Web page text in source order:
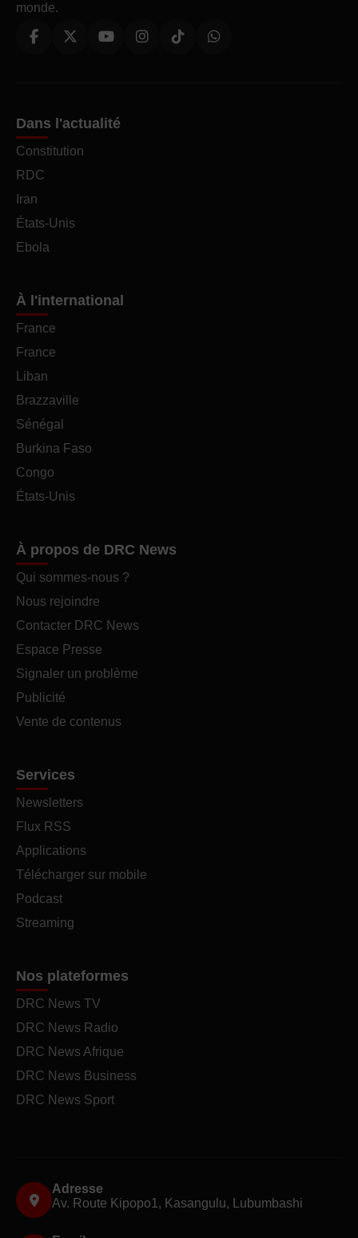
monde.
Dans l'actualité
Constitution
RDC
Iran
États-Unis
Ebola
À l'international
France
France
Liban
Brazzaville
Sénégal
Burkina Faso
Congo
États-Unis
À propos de DRC News
Qui sommes-nous ?
Nous rejoindre
Contacter DRC News
Espace Presse
Signaler un problème
Publicité
Vente de contenus
Services
Newsletters
Flux RSS
Applications
Télécharger sur mobile
Podcast
Streaming
Nos plateformes
DRC News TV
DRC News Radio
DRC News Afrique
DRC News Business
DRC News Sport
Adresse
Av. Route Kipopo1, Kasangulu, Lubumbashi